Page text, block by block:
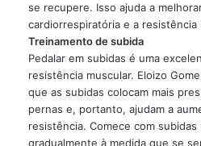
se recupere. Isso ajuda a
cardiorrespiratória e a resistência
Treinamento de subida
Pedalar em subidas é uma
resistência muscular. Eloizo
que as subidas colocam mais
pernas e, portanto, ajudam a
resistência. Comece com
gradualmente à medida que se